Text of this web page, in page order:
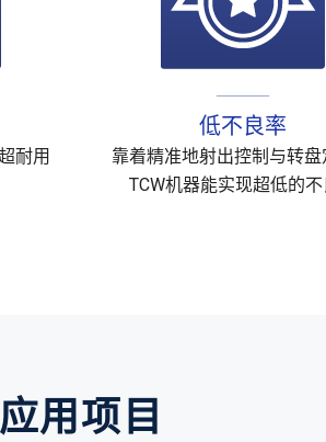
耐用
低不良率
靠着精准地射出控制与转
TCW机器能实现超低的
应用项目